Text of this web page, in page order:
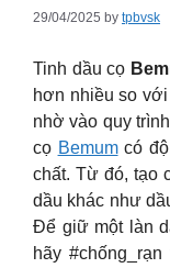
29/04/2025 by tpbvsk
Tinh dầu cọ
hơn nhiều so
nhờ vào quy
cọ Bemumcó độ
chất. Từ đó, tạo
dầu khác như
Để giữ một làn
hãy